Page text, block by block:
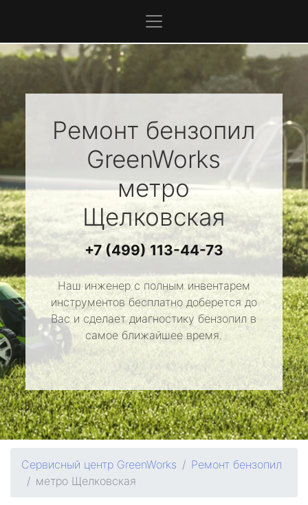
Ремонт бензопил
GreenWorks
метро
Щелковская
+7 (499) 113-44-73
Наш инженер с полным инвентарем
инструментов бесплатно доберется до
Вас и сделает диагностику бензопил в
самое ближайшее время.
Сервисный центр GreenWorks
Ремонт бензопил
метро Щелковская